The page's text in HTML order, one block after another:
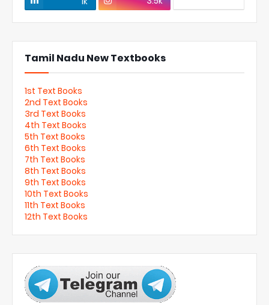
Tamil Nadu New Textbooks
1st Text Books
2nd Text Books
3rd Text Books
4th Text Books
5th Text Books
6th Text Books
7th Text Books
8th Text Books
9th Text Books
10th Text Books
11th Text Books
12th Text Books